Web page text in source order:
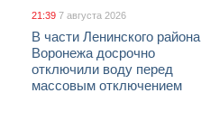
21:39 7 августа 2026
В части Ленинского района
Воронежа досрочно
отключили воду перед
массовым отключением